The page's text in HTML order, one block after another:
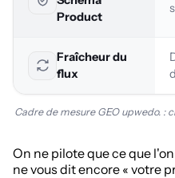
suivi
Product
Fraîcheur du
flux
Cadre de mesure GEO upwedo. :
On ne pilote que ce que
ne vous dit encore « votre